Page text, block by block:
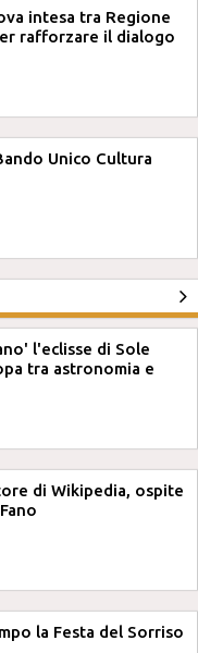
intesa tra Regione
rafforzare il dialogo
Unico Cultura
l'eclisse di Sole
tra astronomia e
di Wikipedia, ospite
la Festa del Sorriso